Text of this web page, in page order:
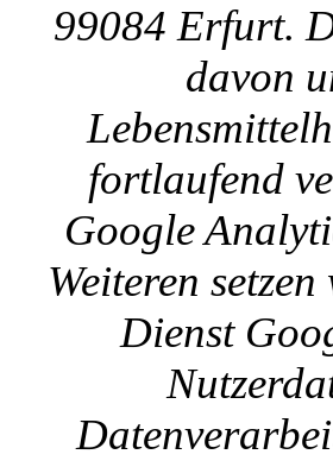
99084 Erfurt.
davon
fortlaufend
Google
Weiteren
Dienst